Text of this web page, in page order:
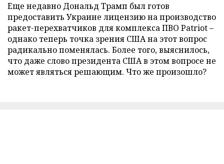
Еще недавно Дональд Трамп был готов
предоставить Украине лицензию на производство
ракет-перехватчиков для комплекса ПВО Patriot –
однако теперь точка зрения США на этот вопрос
радикально поменялась. Более того, выяснилось,
что даже слово президента США в этом вопросе не
может являться решающим. Что же произошло?